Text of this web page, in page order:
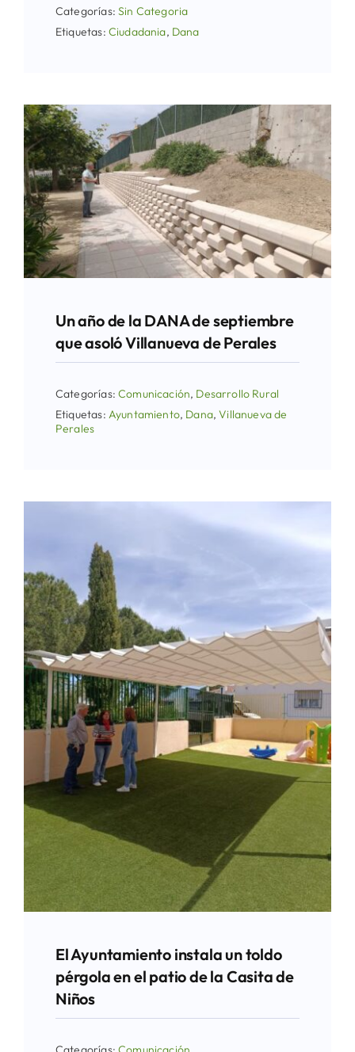
Categorías:Sin Categoria
Etiquetas: Ciudadania, Dana
Un año de la DANA de septiembre
que asoló Villanueva de Perales
Categorías:Comunicación, Desarrollo Rural
Etiquetas: Ayuntamiento, Dana,Villanueva de
Perales
El Ayuntamiento instala un toldo
pérgola en el patio de la Casita de
Niños